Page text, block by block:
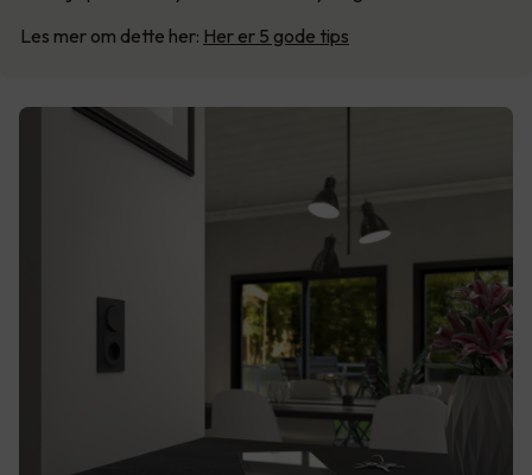
Les mer om dette her: Her er 5 gode tips